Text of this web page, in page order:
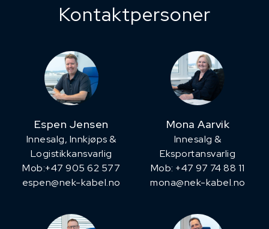
Kontaktpersoner
Espen Jensen
Innesalg, ​Innkjøps &
Logistikkansvarlig
Mob:+47 905 62 577
espen@nek-kabel.no
Mona Aarvik
Innesalg &
Eksportansvarlig
Mob: +47 97 74 88 11
mona@nek-kabel.no